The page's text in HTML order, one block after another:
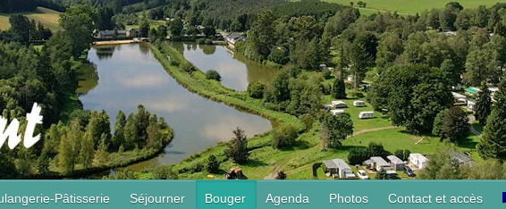
Pâtisserie Séjourner Bouger Agenda Photos Contact et accès